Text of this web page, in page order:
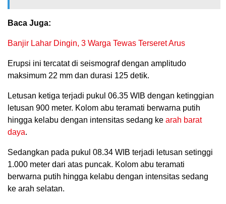
Baca Juga:
Banjir Lahar Dingin, 3 Warga Tewas Terseret Arus
Erupsi ini tercatat di seismograf dengan amplitudo
maksimum 22 mm dan durasi 125 detik.
Letusan ketiga terjadi pukul 06.35 WIB dengan ketinggian
letusan 900 meter. Kolom abu teramati berwarna putih
hingga kelabu dengan intensitas sedang ke arah barat
daya.
Sedangkan pada pukul 08.34 WIB terjadi letusan setinggi
1.000 meter dari atas puncak. Kolom abu teramati
berwarna putih hingga kelabu dengan intensitas sedang
ke arah selatan.